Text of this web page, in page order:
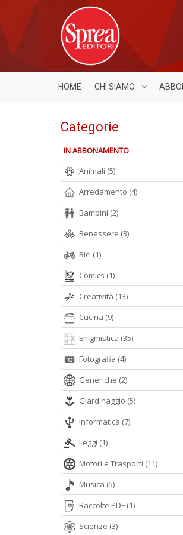
HOME CHI SIAMO
Categorie
IN ABBONAMENTO
Animali (5)
Arredamento (4)
Bambini (2)
Benessere (3)
Bici (1)
Comics (1)
Creatività (13)
Cucina (9)
Enigmistica (35)
Fotografia (4)
Generiche (2)
Giardinaggio (5)
Informatica (7)
Leggi (1)
Motori e Trasporti (11)
Musica (5)
Raccolte PDF (1)
Scienze (3)